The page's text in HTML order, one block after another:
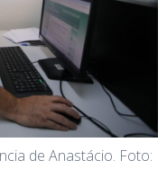
de Anastácio. Foto: